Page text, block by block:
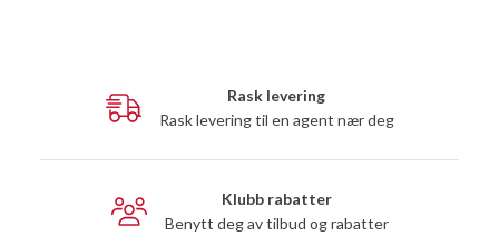
Rask levering
Rask levering til en agent nær deg
Klubb rabatter
Benytt deg av tilbud og rabatter